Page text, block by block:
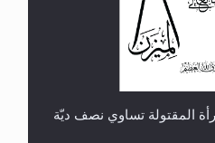
السلام.. 4...
المقتولة تساوي نصف ديّة